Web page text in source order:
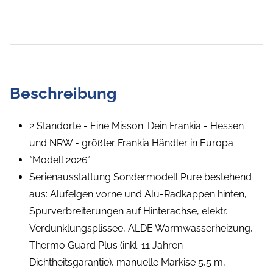
Beschreibung
2 Standorte - Eine Misson: Dein Frankia - Hessen
und NRW - größter Frankia Händler in Europa
*Modell 2026*
Serienausstattung Sondermodell Pure bestehend
aus: Alufelgen vorne und Alu-Radkappen hinten,
Spurverbreiterungen auf Hinterachse, elektr.
Verdunklungsplissee, ALDE Warmwasserheizung,
Thermo Guard Plus (inkl. 11 Jahren
Dichtheitsgarantie), manuelle Markise 5,5 m,